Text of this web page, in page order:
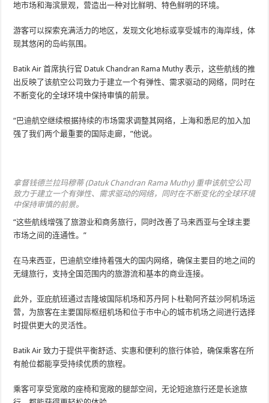
地市场和海滨景观，营造出一种对比鲜明、特色鲜明的环境。
游客可以探索充满活力的地区，发现文化地标或享受城市的海岸线，体
现其悠闲的岛屿氛围。
Batik Air 首席执行官 Datuk Chandran Rama Muthy 表示，这些航线的推
出反映了该航空公司致力于建立一个有弹性、需求驱动的网络，同时在
不断变化的全球环境中保持审慎的前景。
“巴迪航空继续根据持续的市场需求调整其网络，上海和悉尼的加入加
强了我们两个最重要的国际走廊，”他说。
拿督钱德兰拉玛穆蒂 (Datuk Chandran Rama Muthy) 重申该航空公司
致力于建立一个有弹性、需求驱动的网络，同时在不断变化的全球环境
中保持审慎的前景。
“这些航线增强了旅游业和商务旅行，同时改善了马来西亚与全球主要
市场之间的连通性。”
在马来西亚，巴迪航空维持着强大的国内网络，确保主要目的地之间的
无缝旅行，支持全国范围内的旅游流和基本的商业连接。
此外，亚庇航班通过吉隆坡国际机场和苏丹阿卜杜勒阿齐兹沙阿机场运
营，为旅客在主要国际枢纽机场和位于市中心的城市机场之间进行选择
时提供更大的灵活性。
Batik Air 致力于提供平衡舒适、实惠和便利的旅行体验，确保乘客在所
有舱位都能享受持续优质的旅程。
乘客可享受宽敞的座椅和宽敞的腿部空间，无论短途旅行还是长途旅